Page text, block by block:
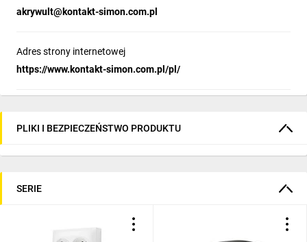
akrywult@kontakt-simon.com.pl
Adres strony internetowej
https://www.kontakt-simon.com.pl/pl/
PLIKI I BEZPIECZEŃSTWO PRODUKTU
SERIE